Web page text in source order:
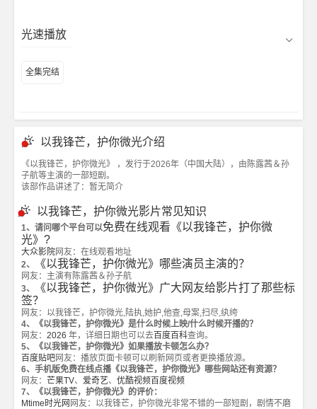
光速播放
全集完结
以我锋芒，护你微光介绍
《以我锋芒，护你微光》 ，发行于2026年（中国大陆），由陈露茜＆孙
子航等主演的一部短剧。
该部作品讲述了：暂无简介
以我锋芒，护你微光影片常见知识
1、请问哪个平台可以免费在线观看《以我锋芒，护你微
光》?
大众影院网友：在线观看地址
2、
《以我锋芒，护你微光》哪些演员主演的？
网友：主演有陈露茜＆孙子航
3、
《以我锋芒，护你微光》广大网友给影片打了那些标
签？
网友：以我锋芒，护你微光,陆执,她护,他查,母案,扫尽,纨绔
4、《以我锋芒，护你微光》是什么时候上映/什么时候开播的？
网友： 2026 年，详细日期也可以去百度百科查询。
5、《以我锋芒，护你微光》如果播放卡顿怎么办？
百度贴吧网友：播放页面卡顿可以刷新网页或者更换播放源。
6、手机版免费在线点播《以我锋芒，护你微光》哪些网站还有资源？
网友： 芒果TV、 爱奇艺、 优酷视频 百度视频
7、《以我锋芒，护你微光》的评价：
Mtime时光网 网友：以我锋芒，护你微光非常不错的一部短剧，剧情不磨